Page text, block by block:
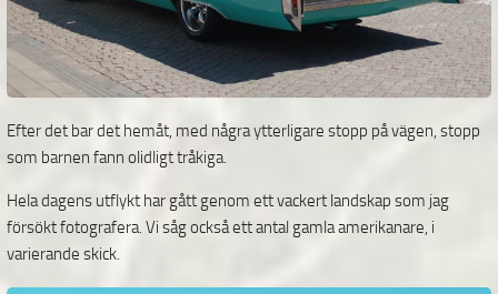
Efter det bar det hemåt, med några ytterligare stopp på vägen, stopp
som barnen fann olidligt tråkiga.
Hela dagens utflykt har gått genom ett vackert landskap som jag
försökt fotografera. Vi såg också ett antal gamla amerikanare, i
varierande skick.